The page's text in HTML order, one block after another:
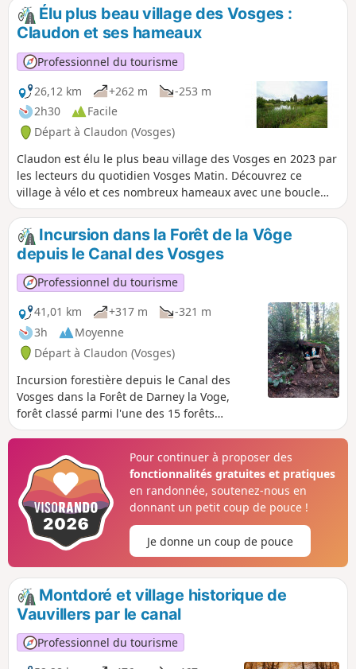
Élu plus beau village des Vosges :
Claudon et ses hameaux
Professionnel du tourisme
26,12 km
+262 m
-253 m
2h30
Facile
Départ à Claudon (Vosges)
Claudon est élu le plus beau village des Vosges en 2023 par
les lecteurs du quotidien Vosges Matin. Découvrez ce
village à vélo et ces nombreux hameaux avec une boucle
adaptée pour tous...
Incursion dans la Forêt de la Vôge
depuis le Canal des Vosges
Professionnel du tourisme
41,01 km
+317 m
-321 m
3h
Moyenne
Départ à Claudon (Vosges)
Incursion forestière depuis le Canal des
Vosges dans la Forêt de Darney la Voge,
forêt classé parmi l'une des 15 forêts
d'exception de France. Celle-ci est
ses chênes. Boucle depuis l'éco-camping de
la clairière du Verbamont.
Pour continuer à proposer des
fonctionnalités gratuites et pratiques
en randonnée, soutenez-nous en
donnant un petit coup de pouce !
Je donne un coup de pouce
Montdoré et village historique de
Vauvillers par le canal
Professionnel du tourisme